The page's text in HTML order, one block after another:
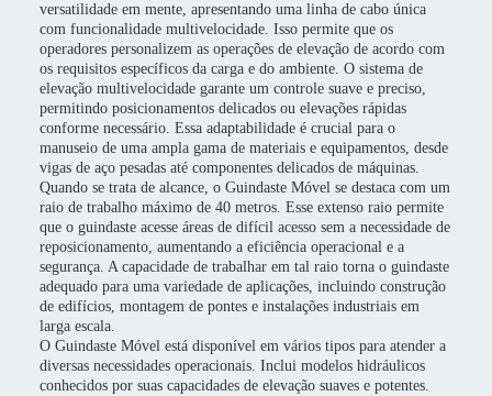
versatilidade em mente, apresentando uma linha de cabo única
com funcionalidade multivelocidade. Isso permite que os
operadores personalizem as operações de elevação de acordo com
os requisitos específicos da carga e do ambiente. O sistema de
elevação multivelocidade garante um controle suave e preciso,
permitindo posicionamentos delicados ou elevações rápidas
conforme necessário. Essa adaptabilidade é crucial para o
manuseio de uma ampla gama de materiais e equipamentos, desde
vigas de aço pesadas até componentes delicados de máquinas.
Quando se trata de alcance, o Guindaste Móvel se destaca com um
raio de trabalho máximo de 40 metros. Esse extenso raio permite
que o guindaste acesse áreas de difícil acesso sem a necessidade de
reposicionamento, aumentando a eficiência operacional e a
segurança. A capacidade de trabalhar em tal raio torna o guindaste
adequado para uma variedade de aplicações, incluindo construção
de edifícios, montagem de pontes e instalações industriais em
larga escala.
O Guindaste Móvel está disponível em vários tipos para atender a
diversas necessidades operacionais. Inclui modelos hidráulicos
conhecidos por suas capacidades de elevação suaves e potentes.